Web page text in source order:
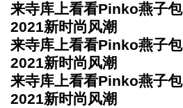
来寺库上看看Pinko燕子
2021新时尚风潮
来寺库上看看Pinko燕子
2021新时尚风潮
来寺库上看看Pinko燕子
2021新时尚风潮